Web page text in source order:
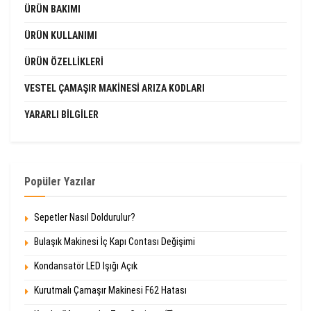
ÜRÜN BAKIMI
ÜRÜN KULLANIMI
ÜRÜN ÖZELLIKLERI
VESTEL ÇAMAŞIR MAKINESI ARIZA KODLARI
YARARLI BILGILER
Popüler Yazılar
Sepetler Nasıl Doldurulur?
Bulaşık Makinesi İç Kapı Contası Değişimi
Kondansatör LED Işığı Açık
Kurutmalı Çamaşır Makinesi F62 Hatası